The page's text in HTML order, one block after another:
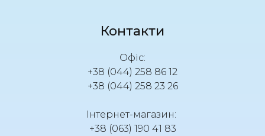
Контакти
Офіс:
+38 (044) 258 86 12
+38 (044) 258 23 26
Інтернет-магазин:
+38 (063) 190 41 83